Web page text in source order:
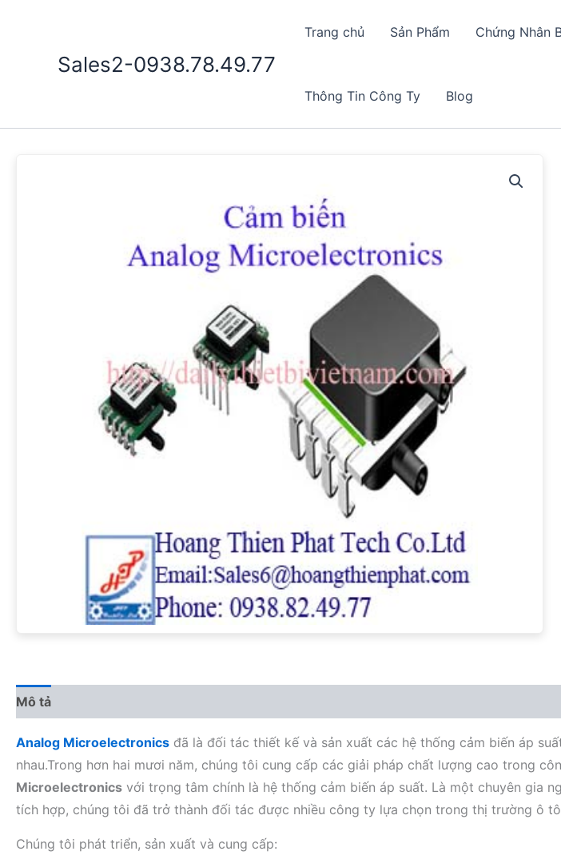
Sales2-0938.78.49.77
Trang chủ Sản Phẩm Chứng Nhân
Thông Tin Công Ty Blog
Mô tả
Analog Microelectronics đã là đối tác thiết kế và sản xuất các hệ thống cảm biến áp
nhau.Trong hơn hai mươi năm, chúng tôi cung cấp các giải pháp chất lượng cao trong
Microelectronics với trọng tâm chính là hệ thống cảm biến áp suất. Là một chuyên gia
tích hợp, chúng tôi đã trở thành đối tác được nhiều công ty lựa chọn trong thị trường ô
Chúng tôi phát triển, sản xuất và cung cấp: